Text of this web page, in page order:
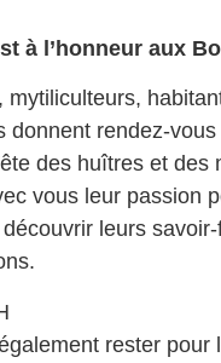
à l’honneur aux
mytiliculteurs,
donnent rendez-
des huîtres et des
vous leur passion
leurs
rester pour